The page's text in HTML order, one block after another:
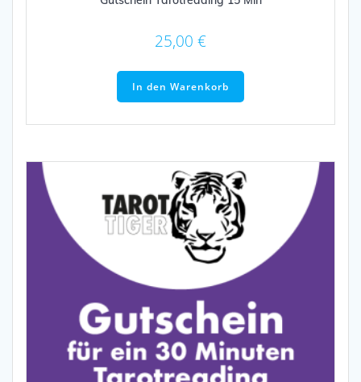
25,00 €
In den Warenkorb